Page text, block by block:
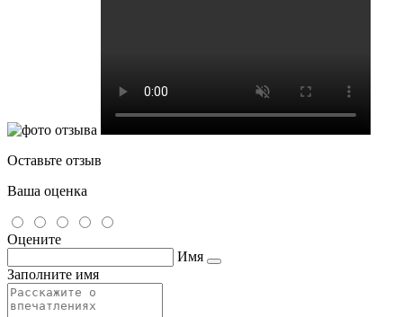
Оставьте отзыв
Ваша оценка
Оцените
Имя
Заполните имя